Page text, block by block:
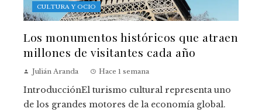
CULTURA Y OCIO
Los monumentos históricos que atraen
millones de visitantes cada año
Julián Aranda Hace 1 semana
IntroducciónEl turismo cultural representa uno
de los grandes motores de la economía global.